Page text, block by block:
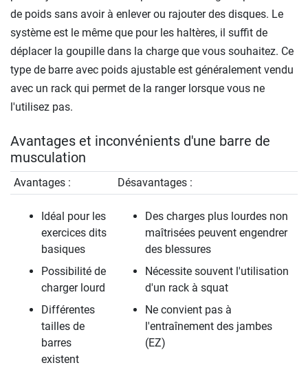
de poids sans avoir à enlever ou rajouter des disques. Le
système est le même que pour les haltères, il suffit de
déplacer la goupille dans la charge que vous souhaitez. Ce
type de barre avec poids ajustable est généralement vendu
avec un rack qui permet de la ranger lorsque vous ne
l'utilisez pas.
Avantages et inconvénients d'une barre de
musculation
Avantages : Désavantages :
Idéal pour les
exercices dits
basiques
Possibilité de
charger lourd
Différentes
tailles de
barres
existent
Des charges plus lourdes non
maîtrisées peuvent engendrer
des blessures
Nécessite souvent l'utilisation
d'un rack à squat
Ne convient pas à
l'entraînement des jambes
(EZ)